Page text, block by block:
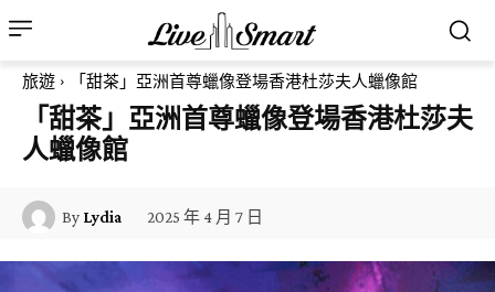
旅遊 「甜茶」亞洲首尊蠟像登場香港杜莎夫人蠟像館
「甜茶」亞洲首尊蠟像登場香港杜莎夫
人蠟像館
By Lydia 2025 年 4 月 7 日